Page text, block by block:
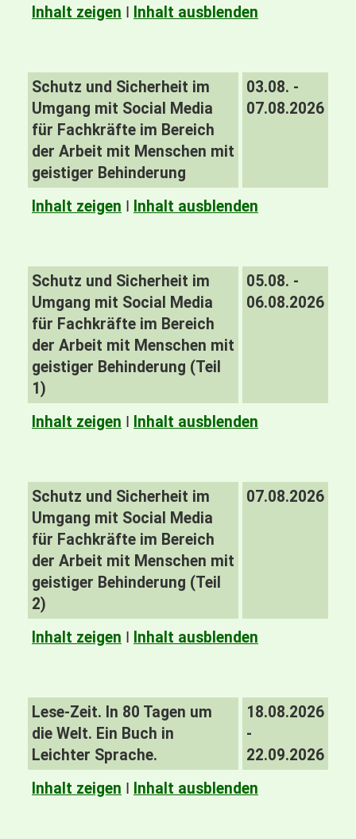
Inhalt zeigen I Inhalt ausblenden
Schutz und Sicherheit im
Umgang mit Social Media
für Fachkräfte im Bereich
der Arbeit mit Menschen mit
geistiger Behinderung
03.08. -
07.08.2026
Inhalt zeigen I Inhalt ausblenden
Schutz und Sicherheit im
Umgang mit Social Media
für Fachkräfte im Bereich
der Arbeit mit Menschen mit
geistiger Behinderung (Teil
1)
05.08. -
06.08.2026
Inhalt zeigen I Inhalt ausblenden
Schutz und Sicherheit im
Umgang mit Social Media
für Fachkräfte im Bereich
der Arbeit mit Menschen mit
geistiger Behinderung (Teil
2)
07.08.2026
Inhalt zeigen I Inhalt ausblenden
Lese-Zeit. In 80 Tagen um
die Welt. Ein Buch in
Leichter Sprache.
18.08.2026
-
22.09.2026
Inhalt zeigen I Inhalt ausblenden